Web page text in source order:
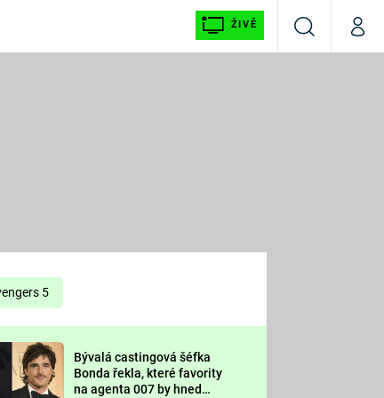
ŽIVĚ
VyhledáváníMůj
Prima LAJK
Sledujte nás
5
Bývalá castingová šéfka
Bonda řekla, které favority
na agenta 007 by hned